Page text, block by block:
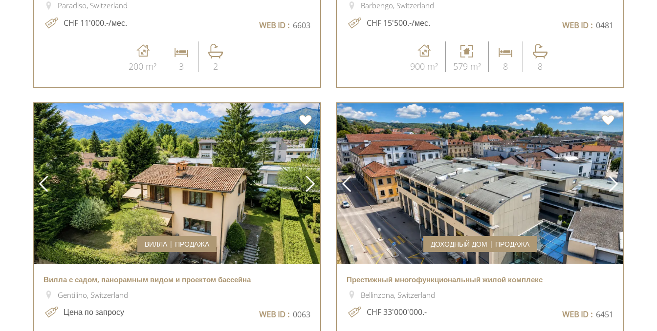
Paradiso, Switzerland
CHF 11'000.-/мес. WEB ID : 6603
200 m² 3 2
Barbengo, Switzerland
CHF 15'500.-/мес. WEB ID : 0481
900 m² 579 m² 8 8
ВИЛЛА | ПРОДАЖА
Вилла с садом, панорамным видом и проектом бассейна
Gentilino, Switzerland
Цена по запросу WEB ID : 0063
ДОХОДНЫЙ ДОМ | ПРОДАЖА
Престижный многофункциональный жилой комплекс
Bellinzona, Switzerland
CHF 33'000'000.- WEB ID : 6451